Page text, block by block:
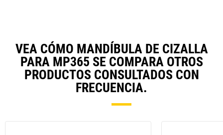
VEA CÓMO MANDÍBULA DE CIZALLA
PARA MP365 SE COMPARA OTROS
PRODUCTOS CONSULTADOS CON
FRECUENCIA.